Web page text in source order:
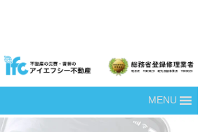
MENU